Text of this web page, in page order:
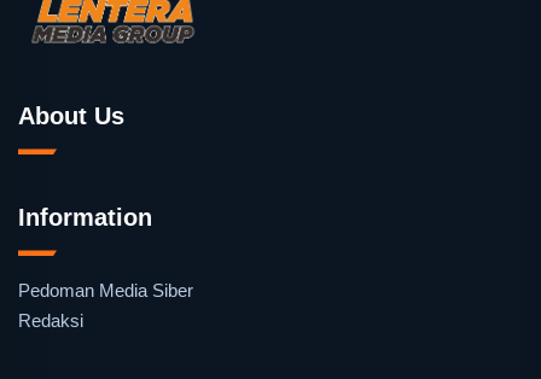
About Us
Information
Pedoman Media Siber
Redaksi